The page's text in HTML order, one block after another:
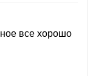
все хорошо